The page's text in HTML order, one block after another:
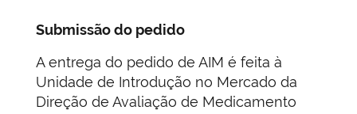
Submissão do pedido
A entrega do pedido de AIM é feita à
Unidade de Introdução no Mercado da
Direção de Avaliação de Medicamento